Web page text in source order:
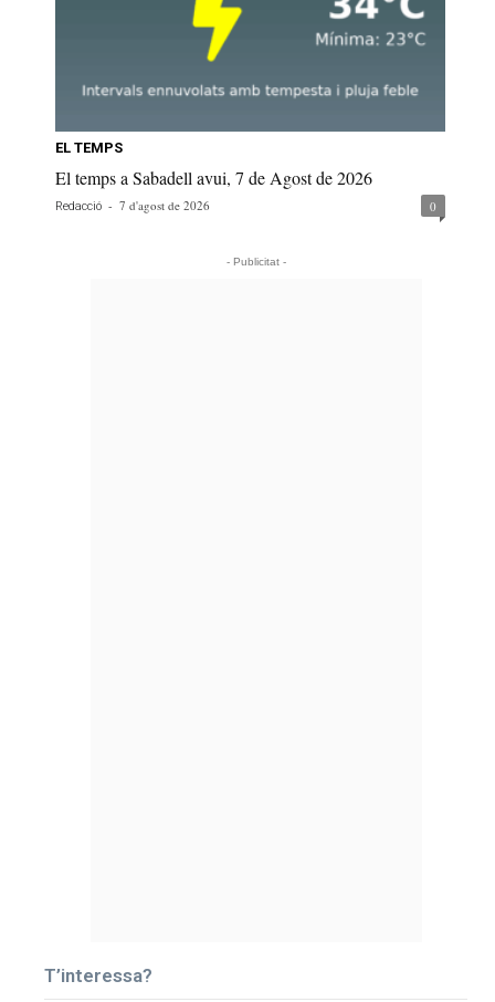
EL TEMPS
El temps a Sabadell avui, 7 de Agost de 2026
Redacció - 7 d'agost de 2026 0
- Publicitat -
T’interessa?